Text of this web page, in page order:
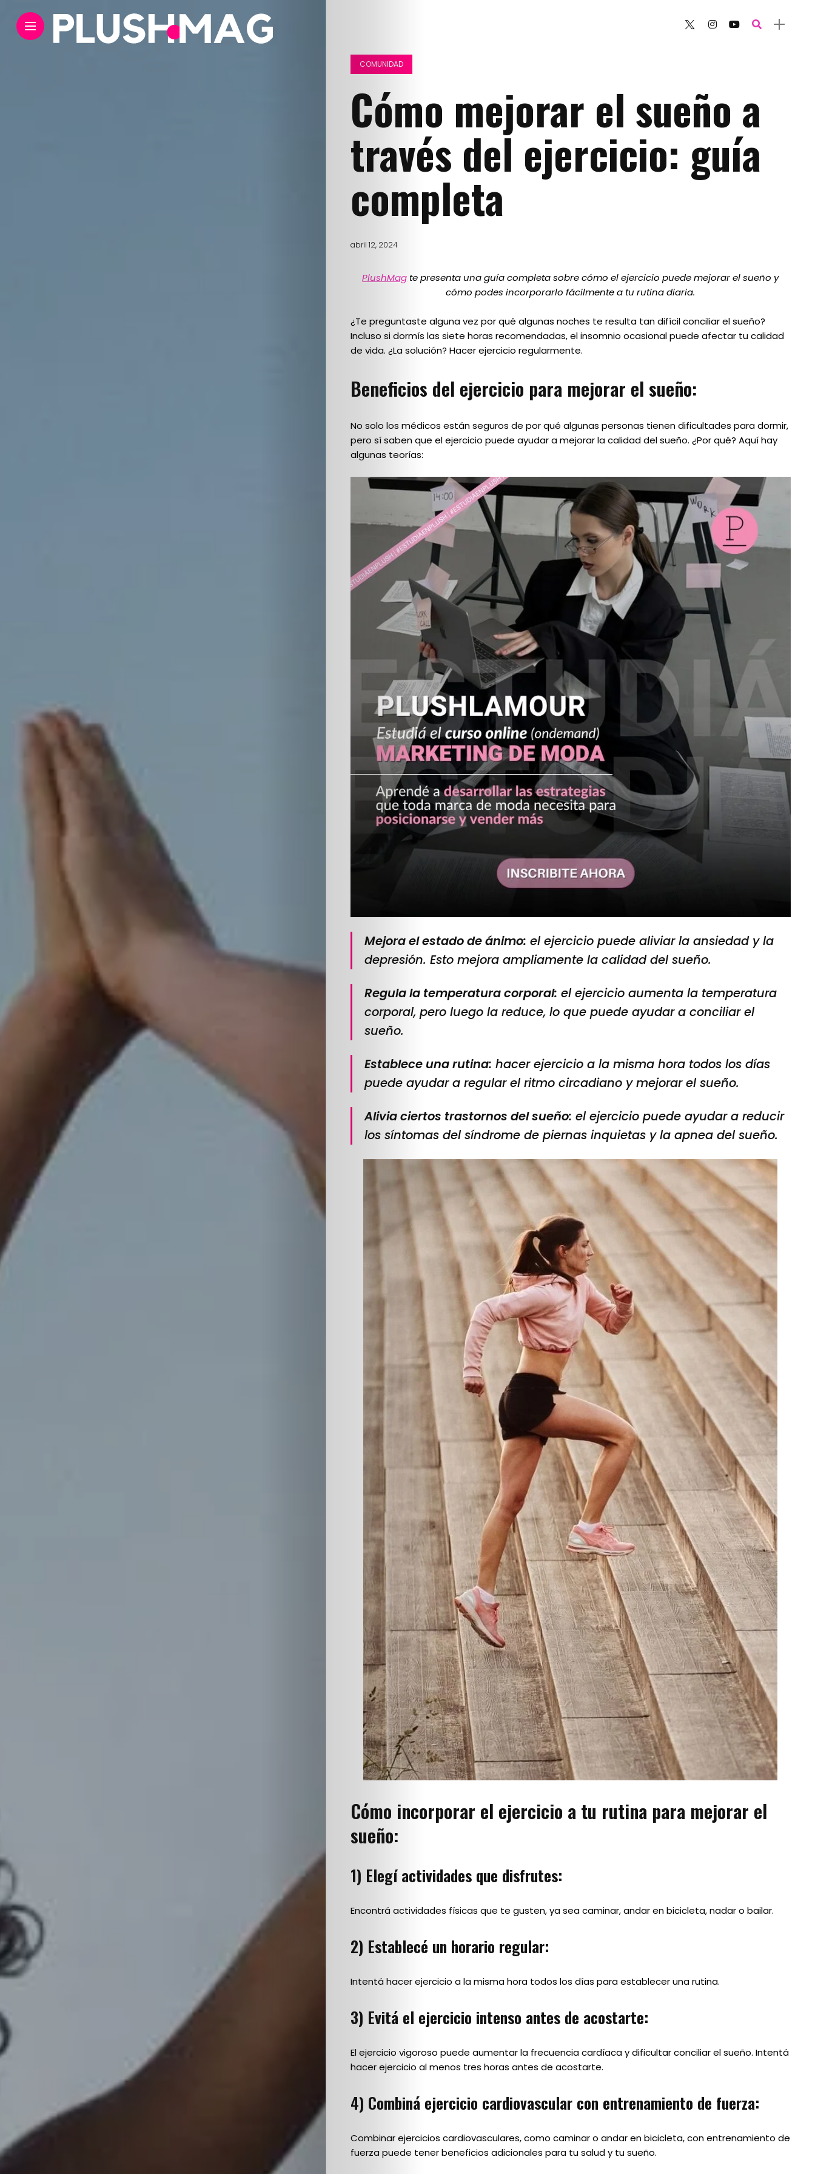
Quienes
Editoriales
Comunidad
Cultura
PLOP
Imagen
Belleza
Crónicas
Contacto
La
escuela
detrás
de
Destacados
la
Escuela
Creativos
destacados
Search
COMUNIDAD
Cómo mejorar el sueño a
través del ejercicio: guía
completa
abril 12, 2024
PlushMag te presenta una guía completa sobre cómo el ejercicio puede mejorar el sueño y
cómo podes incorporarlo fácilmente a tu rutina diaria.
¿Te preguntaste alguna vez por qué algunas noches te resulta tan difícil conciliar el sueño?
Incluso si dormís las siete horas recomendadas, el insomnio ocasional puede afectar tu calidad
de vida. ¿La solución? Hacer ejercicio regularmente.
Beneficios del ejercicio para mejorar el sueño:
No solo los médicos están seguros de por qué algunas personas tienen dificultades para dormir,
pero sí saben que el ejercicio puede ayudar a mejorar la calidad del sueño. ¿Por qué? Aquí hay
algunas teorías:
Mejora el estado de ánimo: el ejercicio puede aliviar la ansiedad y la
depresión. Esto mejora ampliamente la calidad del sueño.
Regula la temperatura corporal: el ejercicio aumenta la temperatura
corporal, pero luego la reduce, lo que puede ayudar a conciliar el
sueño.
Establece una rutina: hacer ejercicio a la misma hora todos los días
puede ayudar a regular el ritmo circadiano y mejorar el sueño.
Alivia ciertos trastornos del sueño: el ejercicio puede ayudar a reducir
los síntomas del síndrome de piernas inquietas y la apnea del sueño.
Cómo incorporar el ejercicio a tu rutina para mejorar el
sueño:
1) Elegí actividades que disfrutes:
Encontrá actividades físicas que te gusten, ya sea caminar, andar en bicicleta, nadar o bailar.
2) Establecé un horario regular:
Intentá hacer ejercicio a la misma hora todos los días para establecer una rutina.
3) Evitá el ejercicio intenso antes de acostarte:
El ejercicio vigoroso puede aumentar la frecuencia cardíaca y dificultar conciliar el sueño. Intentá
hacer ejercicio al menos tres horas antes de acostarte.
4) Combiná ejercicio cardiovascular con entrenamiento de fuerza:
Combinar ejercicios cardiovasculares, como caminar o andar en bicicleta, con entrenamiento de
fuerza puede tener beneficios adicionales para tu salud y tu sueño.